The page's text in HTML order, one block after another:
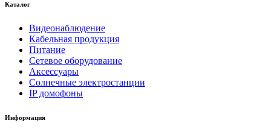
Каталог
Видеонаблюдение
Кабельная продукция
Питание
Сетевое оборудование
Аксессуары
Солнечные электростанции
IP домофоны
Информация